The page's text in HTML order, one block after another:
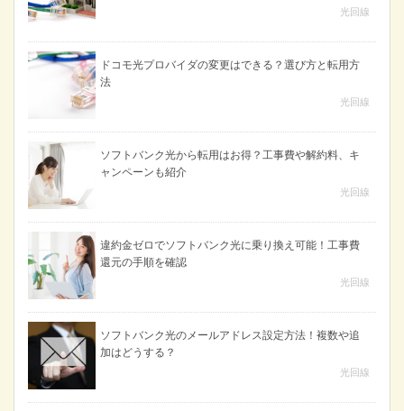
光回線
ドコモ光プロバイダの変更はできる？選び方と転用方
法
光回線
ソフトバンク光から転用はお得？工事費や解約料、キ
ャンペーンも紹介
光回線
違約金ゼロでソフトバンク光に乗り換え可能！工事費
還元の手順を確認
光回線
ソフトバンク光のメールアドレス設定方法！複数や追
加はどうする？
光回線